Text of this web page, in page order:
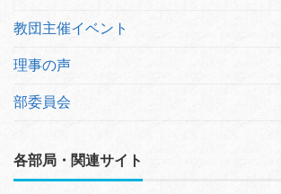
教団主催イベント
理事の声
部委員会
各部局・関連サイト